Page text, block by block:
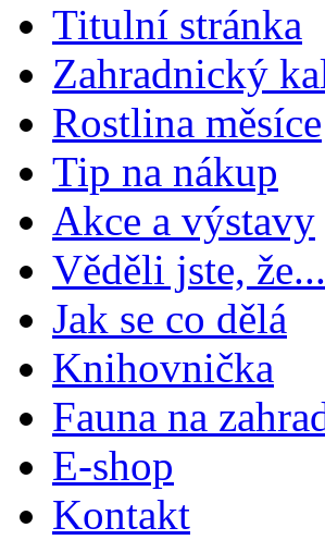
Titulní stránka
Zahradnický
Rostlina měsíce
Tip na nákup
Akce a výstavy
Věděli jste, že...
Jak se co dělá
Knihovnička
Fauna na
E-shop
Kontakt